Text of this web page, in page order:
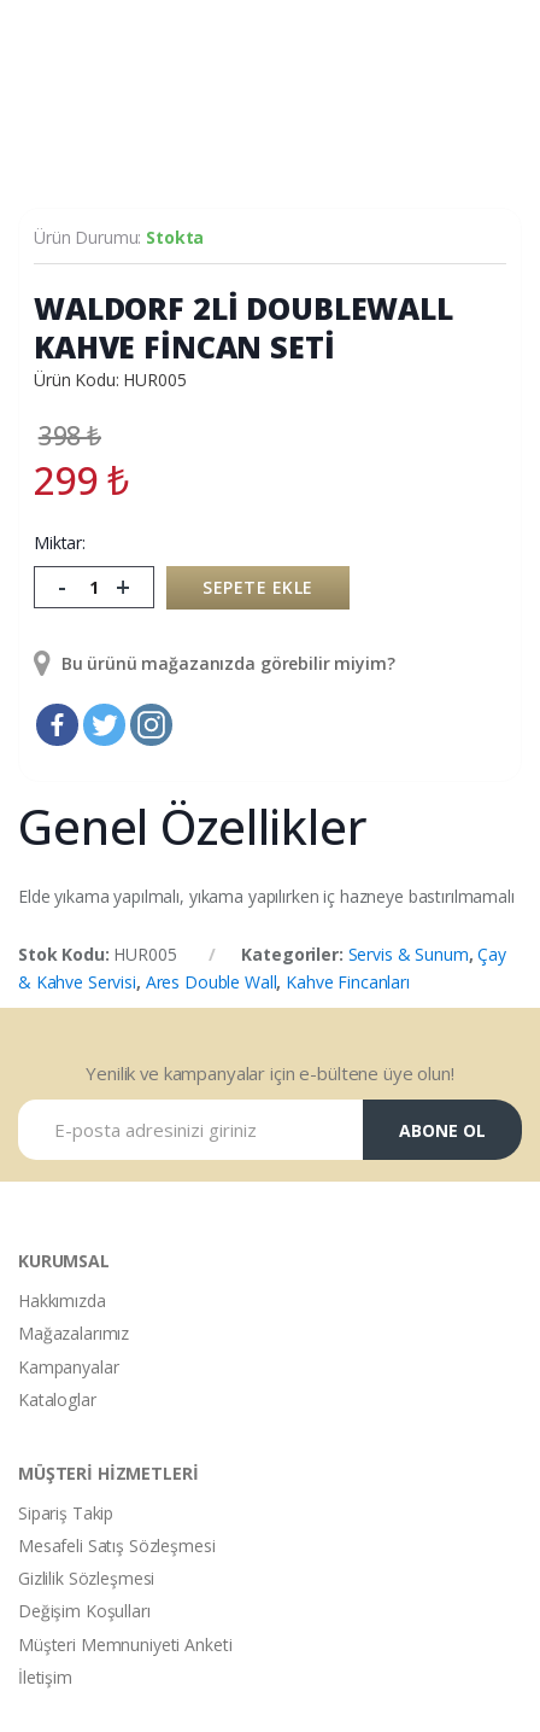
Ürün Durumu: Stokta
WALDORF 2Lİ DOUBLEWALL
KAHVE FİNCAN SETİ
Ürün Kodu: HUR005
398₺
299₺
Miktar:
- + SEPETE EKLE
Bu ürünü mağazanızda görebilir miyim?
Genel Özellikler
Elde yıkama yapılmalı, yıkama yapılırken iç hazneye bastırılmamalı
Stok Kodu: HUR005 Kategoriler: Servis & Sunum,Çay
& Kahve Servisi, Ares Double Wall, Kahve Fincanları
Yenilik ve kampanyalar için e-bültene üye olun!
ABONE OL
KURUMSAL
Hakkımızda
Mağazalarımız
Kampanyalar
Kataloglar
MÜŞTERİ HİZMETLERİ
Sipariş Takip
Mesafeli Satış Sözleşmesi
Gizlilik Sözleşmesi
Değişim Koşulları
Müşteri Memnuniyeti Anketi
İletişim